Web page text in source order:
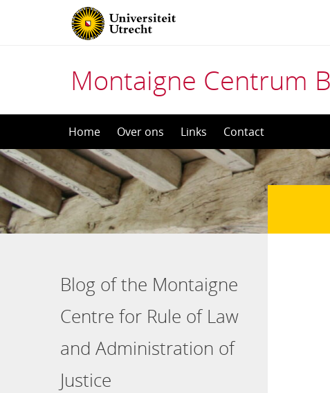
Montaigne Centrum
naar
het
inhoud
Home Over ons Links Contact
Blog of the Montaigne
Centre for Rule of Law
and Administration of
Justice